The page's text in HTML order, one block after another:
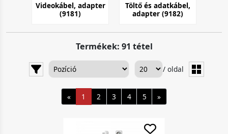
Videokábel, adapter
(9181)
Töltő és adatkábel,
adapter (9182)
Termékek: 91 tétel
/ oldal
« 1 2 3 4 5 »